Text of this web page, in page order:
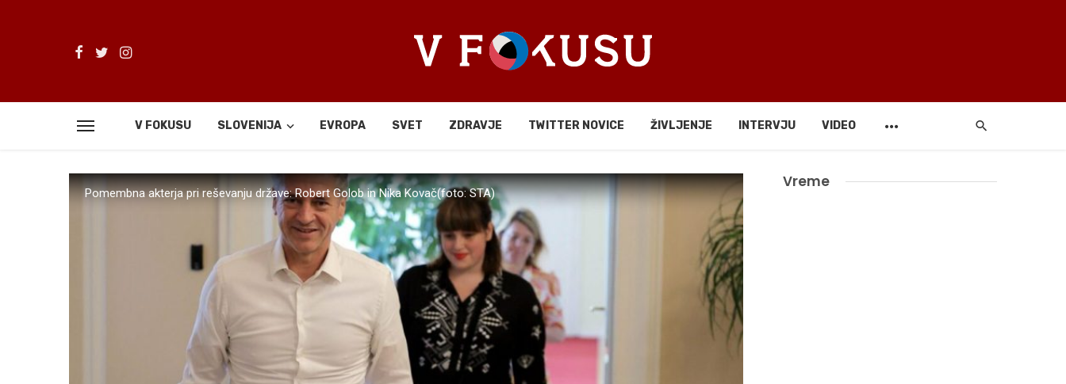
V FOKUSU SLOVENIJA EVROPA SVET ZDRAVJE TWITTER NOVICE ŽIVLJENJE INTERVJU VIDEO
Pomembna akterja pri reševanju države: Robert Golob in Nika Kovač(foto: STA)
Vreme